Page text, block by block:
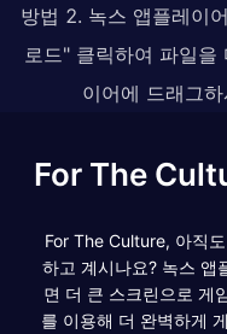
방법 2. 녹스 앱플레이
로드" 클릭하여 파일
이어에 드래그
For The
For The Culture, 아직
하고 계시나요? 녹스 앱
면 더 큰 스크린으로 게
를 이용해 더 완벽하게